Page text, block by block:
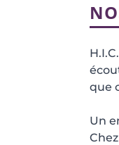
que
Un